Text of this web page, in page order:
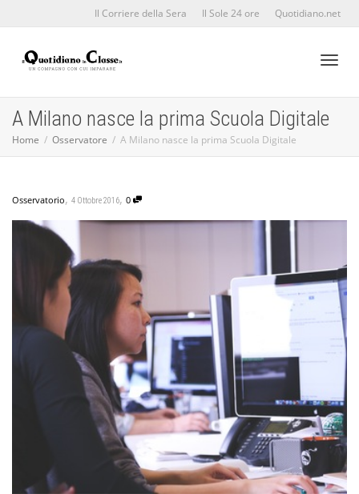
Il Corriere della Sera Il Sole 24 ore Quotidiano.net
A Milano nasce la prima Scuola Digitale
Home Osservatore A Milano nasce la prima Scuola Digitale
Osservatorio, 4 Ottobre 2016, 0